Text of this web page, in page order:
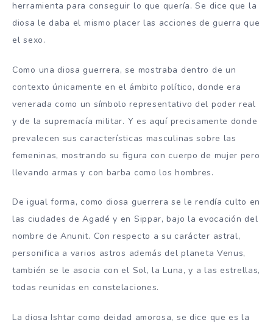
herramienta para conseguir lo que quería. Se dice que la
diosa le daba el mismo placer las acciones de guerra que
el sexo.
Como una diosa guerrera, se mostraba dentro de un
contexto únicamente en el ámbito político, donde era
venerada como un símbolo representativo del poder real
y de la supremacía militar. Y es aquí precisamente donde
prevalecen sus características masculinas sobre las
femeninas, mostrando su figura con cuerpo de mujer pero
llevando armas y con barba como los hombres.
De igual forma, como diosa guerrera se le rendía culto en
las ciudades de Agadé y en Sippar, bajo la evocación del
nombre de Anunit. Con respecto a su carácter astral,
personifica a varios astros además del planeta Venus,
también se le asocia con el Sol, la Luna, y a las estrellas,
todas reunidas en constelaciones.
La diosa Ishtar como deidad amorosa, se dice que es la